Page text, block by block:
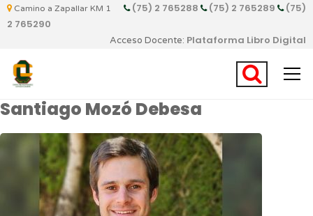
Camino a Zapallar KM 1 (75) 2 765288 (75) 2 765289
(75)
2 765290
Acceso Docente: Plataforma Libro Digital
Santiago Mozó Debesa